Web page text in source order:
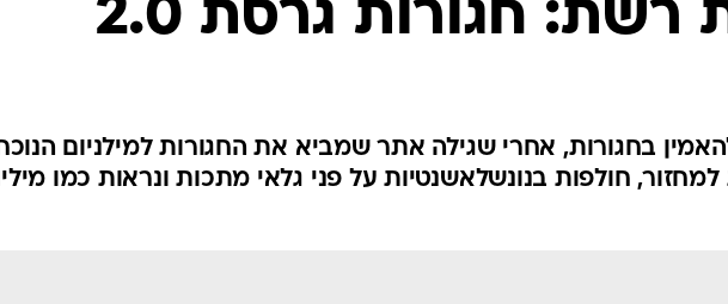
שמלות כלה
אג'נדה
רשת: חגורות גרסת 2.0
בחגורות, אחרי שגילה אתר שמביא את החגורות למילניום
למחזור, חולפות בנונשלאשנטיות על פני גלאי מתכות ונראות כמו מיליון